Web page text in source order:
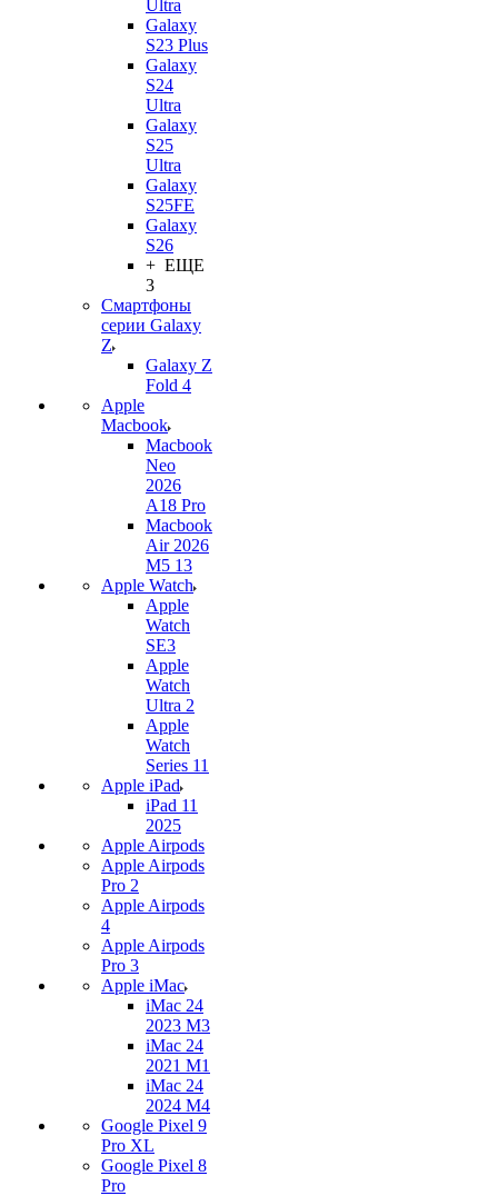
Ultra
Galaxy
S23 Plus
Galaxy
S24
Ultra
Galaxy
S25
Ultra
Galaxy
S25FE
Galaxy
S26
+ ЕЩЕ
3
Смартфоны
серии Galaxy
Z
Galaxy Z
Fold 4
Apple
Macbook
Macbook
Neo
2026
A18 Pro
Macbook
Air 2026
M5 13
Apple Watch
Apple
Watch
SE3
Apple
Watch
Ultra 2
Apple
Watch
Series 11
Apple iPad
iPad 11
2025
Apple Airpods
Apple Airpods
Pro 2
Apple Airpods
4
Apple Airpods
Pro 3
Apple iMac
iMac 24
2023 M3
iMac 24
2021 M1
iMac 24
2024 M4
Google Pixel 9
Pro XL
Google Pixel 8
Pro